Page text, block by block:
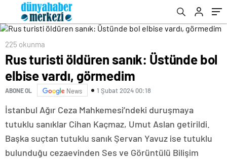
225 okunma
Rus turisti öldüren sanık: Üstünde bol
elbise vardı, görmedim
ABONE OL News 1 Şubat 2024 00:18
İstanbul Ağır Ceza Mahkemesi’ndeki duruşmaya
tutuklu sanıklar Cihan Kaçmaz, Umut Aslan getirildi.
Başka suçtan tutuklu sanık Şervan Yavuz ise tutuklu
bulunduğu cezaevinden Ses ve Görüntülü Bilişim